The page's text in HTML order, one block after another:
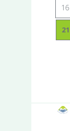
16
21